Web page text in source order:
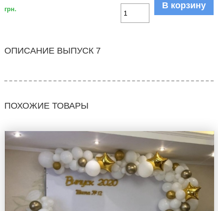
грн. В корзину
ОПИСАНИЕ ВЫПУСК 7
ПОХОЖИЕ ТОВАРЫ